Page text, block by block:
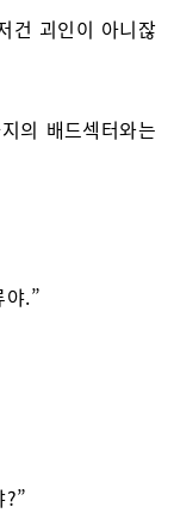
건 괴인이 아니잖
의 배드섹터와는
야.”